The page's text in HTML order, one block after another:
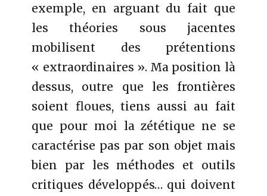
exemple, en arguant du fait que
les théories sous jacentes
mobilisent des prétentions
« extraordinaires ». Ma position là
dessus, outre que les frontières
soient floues, tiens aussi au fait
que pour moi la zététique ne se
caractérise pas par son objet mais
bien par les méthodes et outils
critiques développés… qui doivent